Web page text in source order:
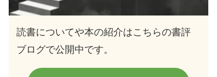
読書についてや本の紹介はこちらの書評
ブログで公開中です。